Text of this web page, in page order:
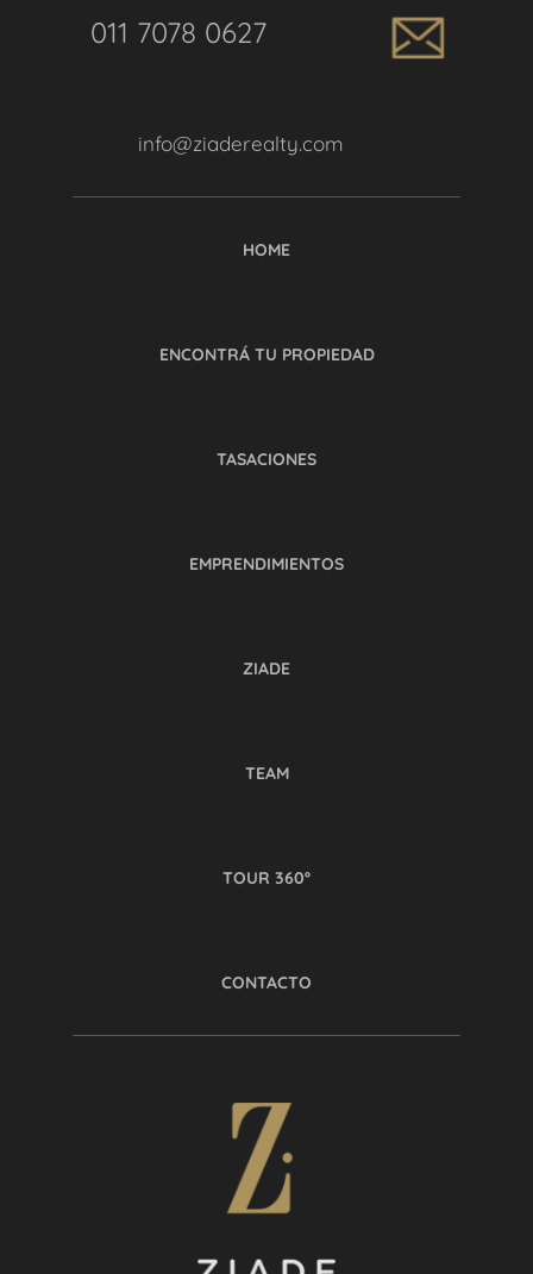
011 7078 0627
info@ziaderealty.com
HOME
ENCONTRÁ TU PROPIEDAD
TASACIONES
EMPRENDIMIENTOS
ZIADE
TEAM
TOUR 360º
CONTACTO